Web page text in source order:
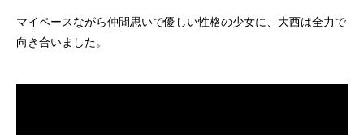
マイペースながら仲間思いで優しい性格の少女に、大西は全力で
向き合いました。